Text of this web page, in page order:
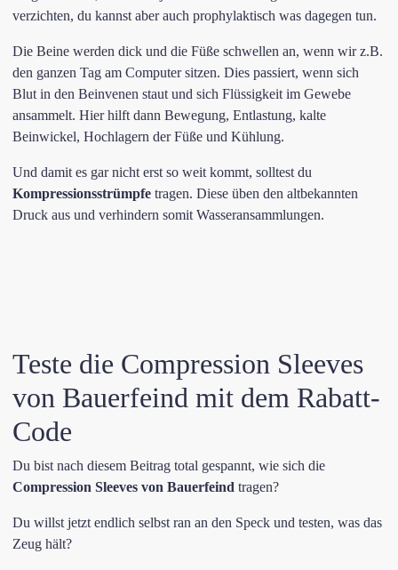
verzichten, du kannst aber auch prophylaktisch was dagegen tun.
Die Beine werden dick und die Füße schwellen an, wenn wir z.B.
den ganzen Tag am Computer sitzen. Dies passiert, wenn sich
Blut in den Beinvenen staut und sich Flüssigkeit im Gewebe
ansammelt. Hier hilft dann Bewegung, Entlastung, kalte
Beinwickel, Hochlagern der Füße und Kühlung.
Und damit es gar nicht erst so weit kommt, solltest du
Kompressionsstrümpfe tragen. Diese üben den altbekannten
Druck aus und verhindern somit Wasseransammlungen.
Teste die Compression Sleeves
von Bauerfeind mit dem Rabatt-
Code
Du bist nach diesem Beitrag total gespannt, wie sich die
Compression Sleeves von Bauerfeind tragen?
Du willst jetzt endlich selbst ran an den Speck und testen, was das
Zeug hält?